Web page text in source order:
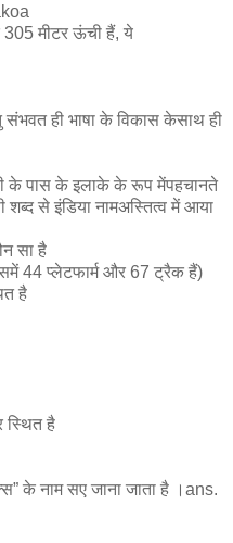
305 मीटर ऊंची हैं, ये
ही भाषा के विकास केसाथ ही
के पास के इलाके के रूप मेंपहचानते
से इंडिया नामअस्तित्व में आया
सा है
44 प्लेटफार्म और 67 ट्रैक हैं)
है
स्थित है
के नाम सए जाना जाता है ।ans.